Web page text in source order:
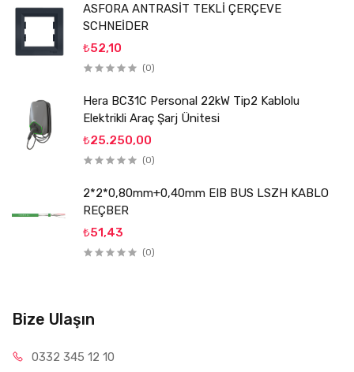
ASFORA ANTRASİT TEKLİ ÇERÇEVE
SCHNEİDER
₺52,10
(0)
Hera BC31C Personal 22kW Tip2 Kablolu
Elektrikli Araç Şarj Ünitesi
₺25.250,00
(0)
2*2*0,80mm+0,40mm EIB BUS LSZH KABLO
REÇBER
₺51,43
(0)
Bize Ulaşın
0332 345 12 10